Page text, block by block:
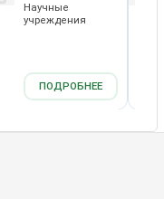
Научные
учреждения
ПОДРОБНЕЕ